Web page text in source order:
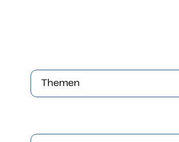
Product Design
Product